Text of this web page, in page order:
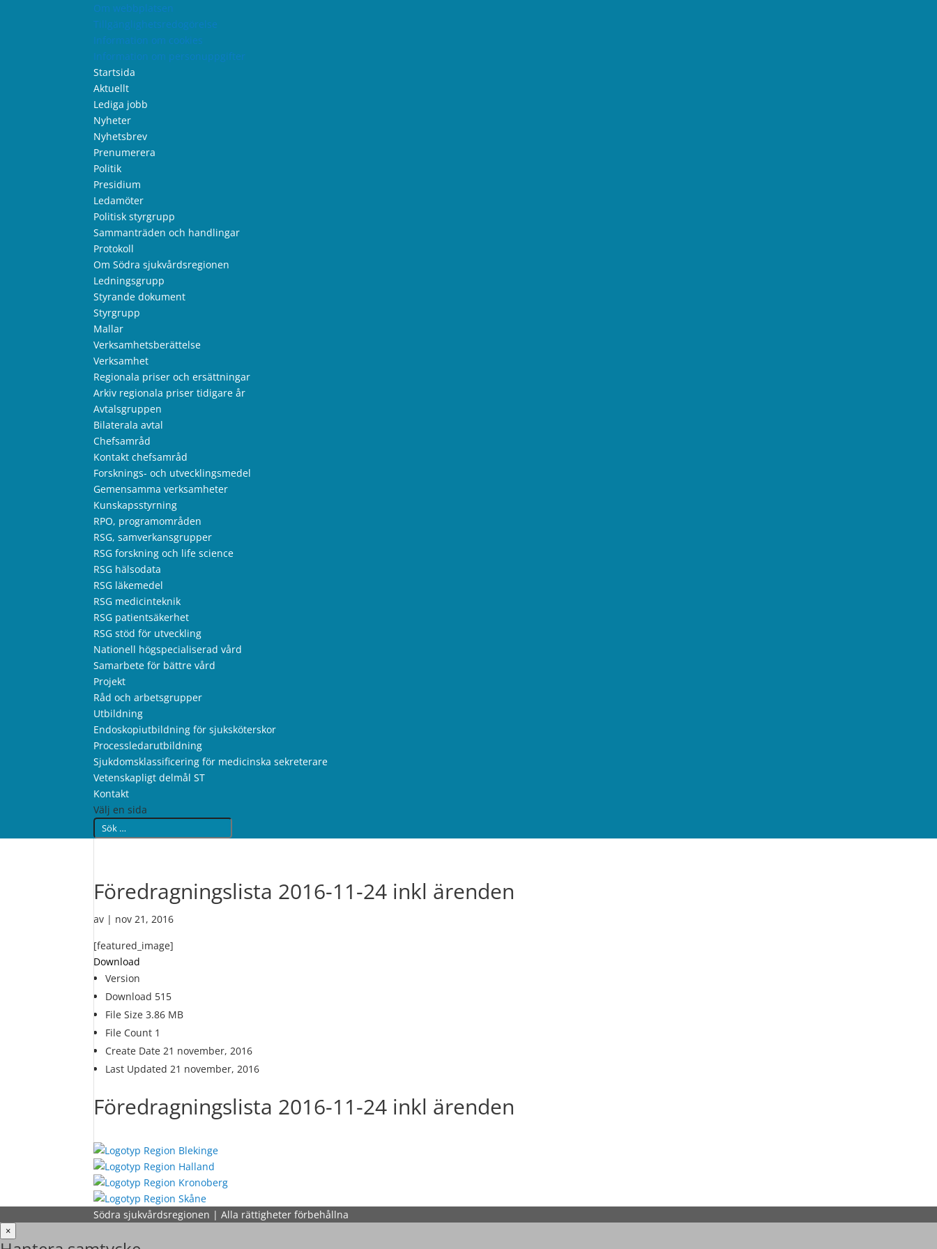
Om webbplatsen
Tillgänglighetsredogörelse
Information om cookies
Information om personuppgifter
Startsida
Aktuellt
Lediga jobb
Nyheter
Nyhetsbrev
Prenumerera
Politik
Presidium
Ledamöter
Politisk styrgrupp
Sammanträden och handlingar
Protokoll
Om Södra sjukvårdsregionen
Ledningsgrupp
Styrande dokument
Styrgrupp
Mallar
Verksamhetsberättelse
Verksamhet
Regionala priser och ersättningar
Arkiv regionala priser tidigare år
Avtalsgruppen
Bilaterala avtal
Chefsamråd
Kontakt chefsamråd
Forsknings- och utvecklingsmedel
Gemensamma verksamheter
Kunskapsstyrning
RPO, programområden
RSG, samverkansgrupper
RSG forskning och life science
RSG hälsodata
RSG läkemedel
RSG medicinteknik
RSG patientsäkerhet
RSG stöd för utveckling
Nationell högspecialiserad vård
Samarbete för bättre vård
Projekt
Råd och arbetsgrupper
Utbildning
Endoskopiutbildning för sjuksköterskor
Processledarutbildning
Sjukdomsklassificering för medicinska sekreterare
Vetenskapligt delmål ST
Kontakt
Välj en sida
Föredragningslista 2016-11-24 inkl ärenden
av | nov 21, 2016
[featured_image]
Download
Version
Download 515
File Size3.86 MB
File Count 1
Create Date21 november, 2016
Last Updated21 november, 2016
Föredragningslista 2016-11-24 inkl ärenden
Södra sjukvårdsregionen | Alla rättigheter förbehållna
×